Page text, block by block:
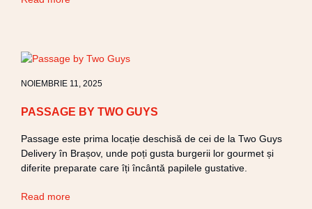
NOIEMBRIE 11, 2025
PASSAGE BY TWO GUYS
Passage este prima locație deschisă de cei de la Two Guys
Delivery în Brașov, unde poți gusta burgerii lor gourmet și
diferite preparate care îți încântă papilele gustative.
Read more